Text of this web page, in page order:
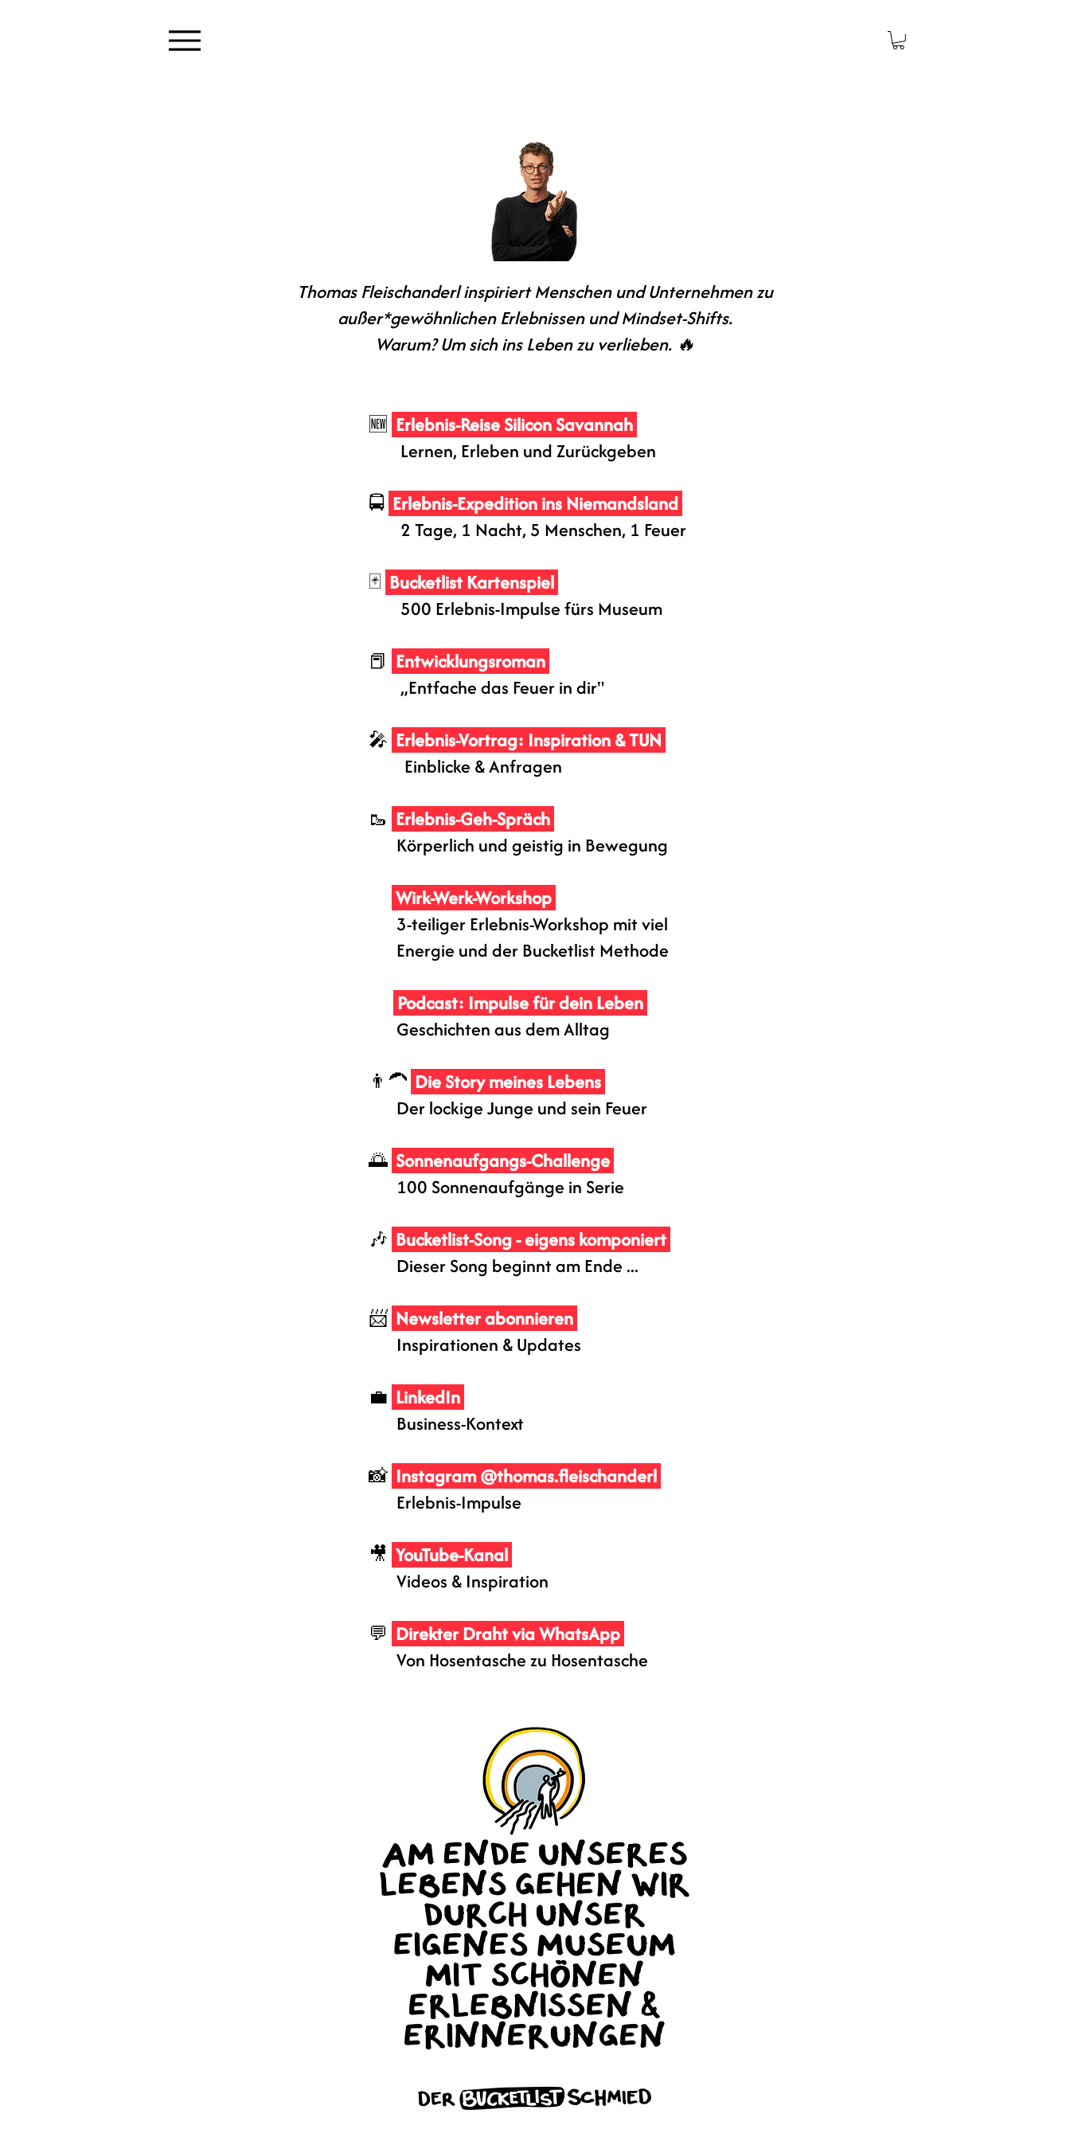
Thomas Fleischanderl inspiriert Menschen und Unternehmen zu
außer*gewöhnlichen Erlebnissen und Mindset-Shifts.
Warum? Um sich ins Leben zu verlieben. 🔥
🆕 Erlebnis-Reise Silicon Savannah
Lernen, Erleben und Zurückgeben
🚍 Erlebnis-Expedition ins Niemandsland
2 Tage, 1 Nacht, 5 Menschen, 1 Feuer
🃏 Bucketlist Kartenspiel
500 Erlebnis-Impulse fürs Museum
📕 Entwicklungsroman
„Entfache das Feuer in dir"
🎤 Erlebnis-Vortrag: Inspiration & TUN
Einblicke & Anfragen
🥾 Erlebnis-Geh-Spräch
Körperlich und geistig in Bewegung
Wirk-Werk-Workshop
3‑teiliger Erlebnis-Workshop mit viel
Energie und der Bucketlist Methode
Podcast: Impulse für dein Leben
Geschichten aus dem Alltag​​
👨‍🦱 Die Story meines Lebens
Der lockige Junge und sein Feuer​​
🌅 Sonnenaufgangs-Challenge
100 Sonnenaufgänge in Serie​​
🎶 Bucketlist-Song- eigens komponiert
Dieser Song beginnt am Ende ...
📨 Newsletter abonnieren
Inspirationen & Updates
💼 LinkedIn
Business-Kontext
📸 Instagram @thomas.fleischanderl
Erlebnis-Impulse
​🎥 YouTube-Kanal
Videos & Inspiration
​💬 Direkter Draht via WhatsApp
Von Hosentasche zu Hosentasche